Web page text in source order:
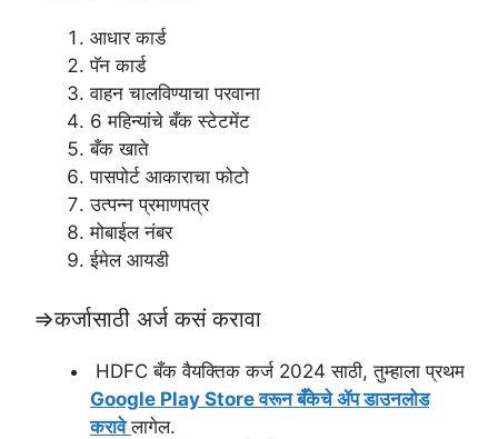
आधार कार्ड
पॅन कार्ड
वाहन चालविण्याचा परवाना
6 महिन्यांचे बँक स्टेटमेंट
बँक खाते
पासपोर्ट आकाराचा फोटो
उत्पन्न प्रमाणपत्र
मोबाईल नंबर
ईमेल आयडी
⇒कर्जासाठी अर्ज कसं करावा
HDFC बँक वैयक्तिक कर्ज 2024 साठी, तुम्हाला प्रथम
Google Play Store वरून बँकेचे ॲप डाउनलोड
करावे लागेल.